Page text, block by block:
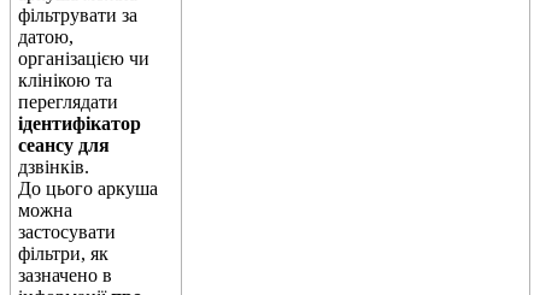
фільтрувати за
датою,
організацією чи
клінікою та
переглядати
ідентифікатор
сеансу для
дзвінків.
До цього аркуша
можна
застосувати
фільтри, як
зазначено в